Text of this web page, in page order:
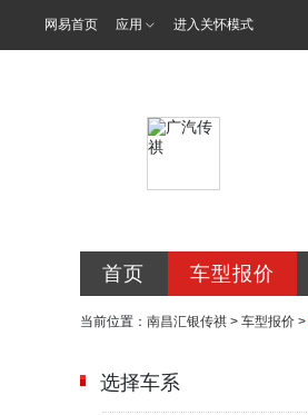
网易首页 应用 进入关怀模式
首页 车型报价
当前位置： 南昌汇银传祺 > 车型报价 >
选择车系